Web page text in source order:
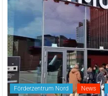
Förderzentrum Nord News